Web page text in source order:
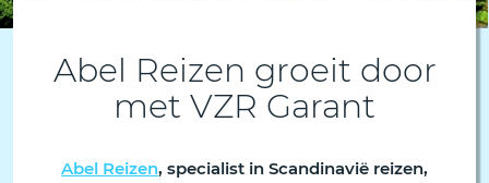
Abel Reizen groeit door
met VZR Garant
Abel Reizen, specialist in Scandinavië reizen,